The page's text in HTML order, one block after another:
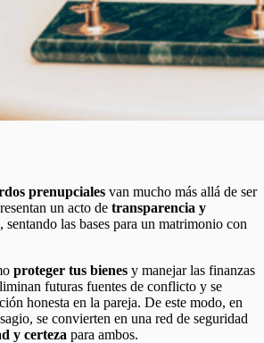
prenupciales van mucho más allá de ser
un acto de transparencia y
sentando las bases para un matrimonio con
proteger tus bienes y manejar las finanzas
futuras fuentes de conflicto y se
honesta en la pareja. De este modo, en
se convierten en una red de seguridad
y certeza para ambos.